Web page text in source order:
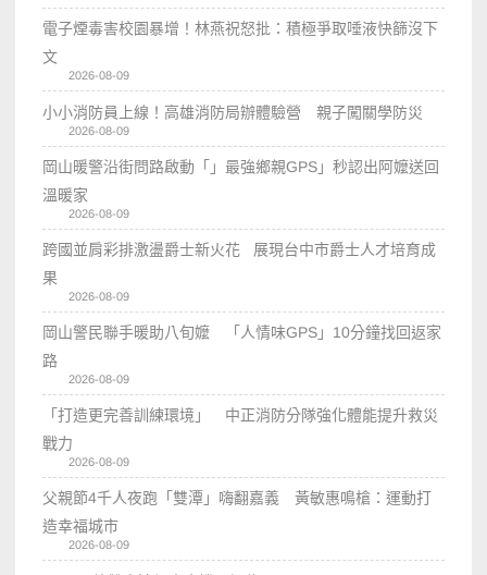
電子煙毒害校園暴增！林燕祝怒批：積極爭取唾液快篩沒下
文
2026-08-09
小小消防員上線！高雄消防局辦體驗營 親子闖關學防災
2026-08-09
岡山暖警沿街問路啟動「」最強鄉親GPS」秒認出阿嬤送回
溫暖家
2026-08-09
跨國並肩彩排激盪爵士新火花 展現台中市爵士人才培育成
果
2026-08-09
岡山警民聯手暖助八旬嬤 「人情味GPS」10分鐘找回返家
路
2026-08-09
「打造更完善訓練環境」 中正消防分隊強化體能提升救災
戰力
2026-08-09
父親節4千人夜跑「雙潭」嗨翻嘉義 黃敏惠鳴槍：運動打
造幸福城市
2026-08-09